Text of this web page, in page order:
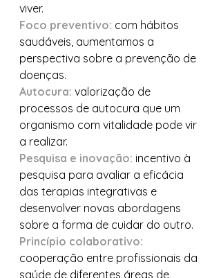
viver.
Foco preventivo: com hábitos
saudáveis, aumentamos a
perspectiva sobre a prevenção de
doenças.
Autocura: valorização de
processos de autocura que um
organismo com vitalidade pode vir
a realizar.
Pesquisa e inovação: incentivo à
pesquisa para avaliar a eficácia
das terapias integrativas e
desenvolver novas abordagens
sobre a forma de cuidar do outro.
Princípio colaborativo:
cooperação entre profissionais da
saúde de diferentes áreas de